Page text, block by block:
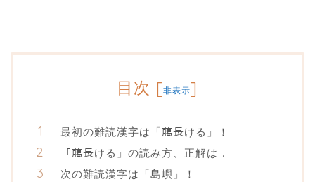
目次 [非表示]
最初の難読漢字は「﨟長ける」！
「﨟長ける」の読み方、正解は…
次の難読漢字は「島嶼」！